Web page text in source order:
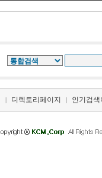
| 디렉토리페이지 | 인기검색